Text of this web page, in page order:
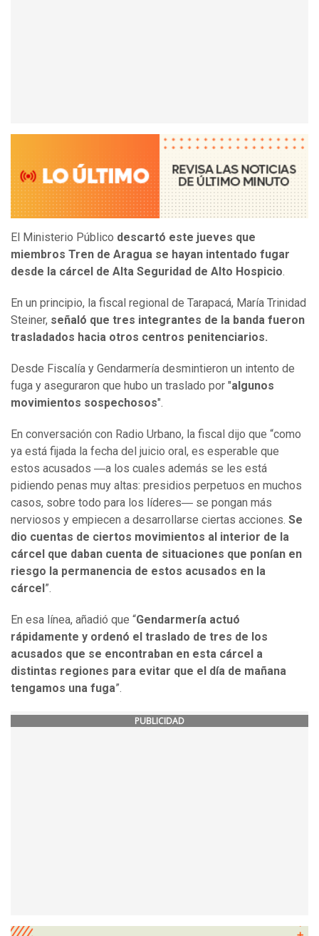
El Ministerio Público descartó este jueves que
miembros Tren de Aragua se hayan intentado fugar
desde la cárcel de Alta Seguridad de Alto Hospicio.
En un principio, la fiscal regional de Tarapacá, María Trinidad
Steiner, señaló que tres integrantes de la banda fueron
trasladados hacia otros centros penitenciarios.
Desde Fiscalía y Gendarmería desmintieron un intento de
fuga y aseguraron que hubo un traslado por "algunos
movimientos sospechosos".
En conversación con Radio Urbano, la fiscal dijo que “como
ya está fijada la fecha del juicio oral, es esperable que
estos acusados ―a los cuales además se les está
pidiendo penas muy altas: presidios perpetuos en muchos
casos, sobre todo para los líderes― se pongan más
nerviosos y empiecen a desarrollarse ciertas acciones. Se
dio cuentas de ciertos movimientos al interior de la
cárcel que daban cuenta de situaciones que ponían en
riesgo la permanencia de estos acusados en la
cárcel ”.
En esa línea, añadió que “Gendarmería actuó
rápidamente y ordenó el traslado de tres de los
acusados que se encontraban en esta cárcel a
distintas regiones para evitar que el día de mañana
tengamos una fuga”.
PUBLICIDAD